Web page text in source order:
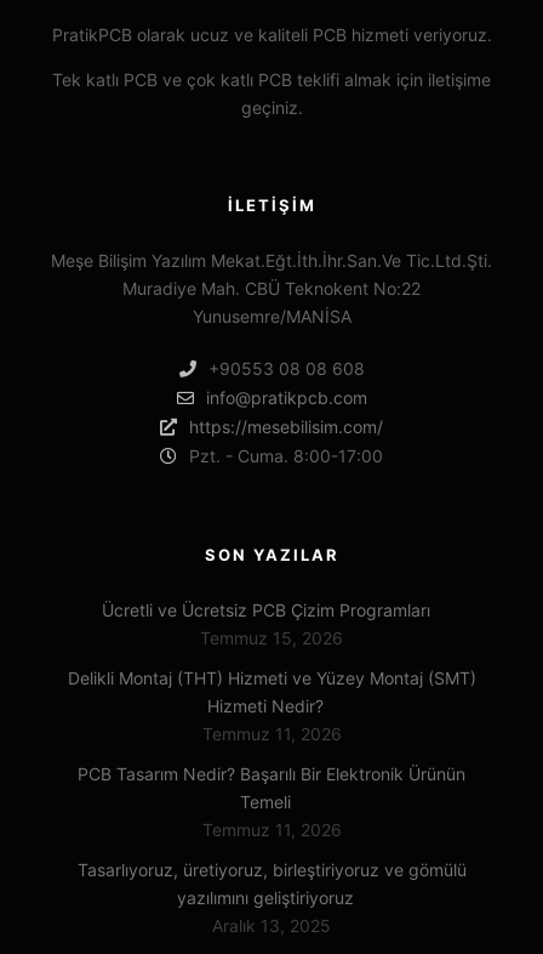
PratikPCB olarak ucuz ve kaliteli PCB hizmeti veriyoruz.
Tek katlı PCB ve çok katlı PCB teklifi almak için iletişime
geçiniz.
İLETIŞIM
Meşe Bilişim Yazılım Mekat.Eğt.İth.İhr.San.Ve Tic.Ltd.Şti.
Muradiye Mah. CBÜ Teknokent No:22
Yunusemre/MANİSA
+90553 08 08 608
info@pratikpcb.com
https://mesebilisim.com/
Pzt. - Cuma. 8:00-17:00
SON YAZILAR
Ücretli ve Ücretsiz PCB Çizim Programları
Temmuz 15, 2026
Delikli Montaj (THT) Hizmeti ve Yüzey Montaj (SMT)
Hizmeti Nedir?
Temmuz 11, 2026
PCB Tasarım Nedir? Başarılı Bir Elektronik Ürünün
Temeli
Temmuz 11, 2026
Tasarlıyoruz, üretiyoruz, birleştiriyoruz ve gömülü
yazılımını geliştiriyoruz
Aralık 13, 2025